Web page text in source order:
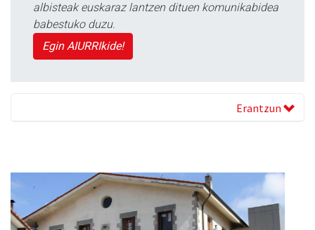
albisteak euskaraz lantzen dituen komunikabidea
babestuko duzu.
Egin AIURRIkide!
Erantzun